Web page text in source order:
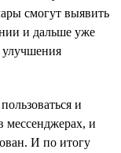
смогут выявить
и дальше уже
улучшения
и
и
И по итогу